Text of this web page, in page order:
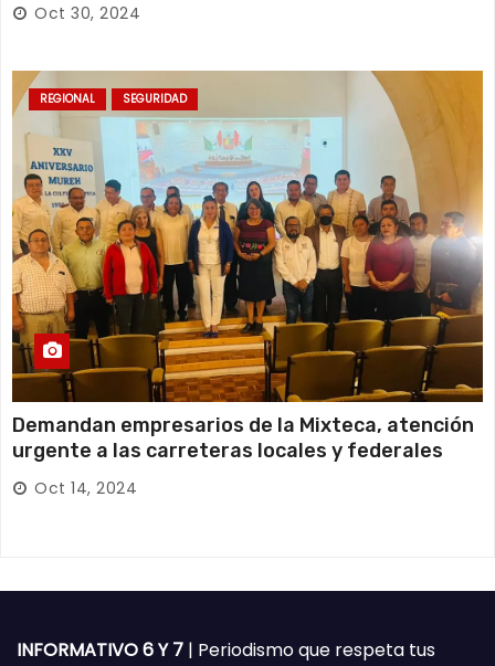
Oct 30, 2024
REGIONAL SEGURIDAD
Demandan empresarios de la Mixteca, atención
urgente a las carreteras locales y federales
Oct 14, 2024
INFORMATIVO 6 Y 7 | Periodismo que respeta tus